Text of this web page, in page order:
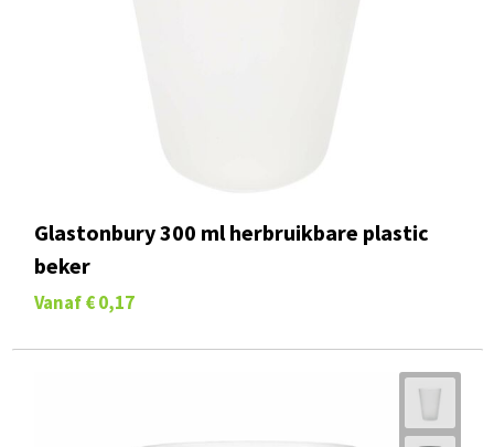
Glastonbury 300 ml herbruikbare plastic
beker
Vanaf € 0,17